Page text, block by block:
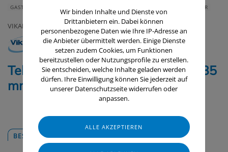
GASTRONOMIE & HOTELLERIE GERÄTE & ZUBEHÖR
VIKAN
Teleskopstiel, 580 - 1390 mm, Ø 35
mm, Klick-System
BESCHREIBUNG DOWNLOADS
Wir binden Inhalte und Dienste von
Drittanbietern ein. Dabei können
personenbezogene Daten wie Ihre IP-Adresse an
die Anbieter übermittelt werden. Einige Dienste
setzen zudem Cookies, um Funktionen
bereitzustellen oder Nutzungsprofile zu erstellen.
Sie entscheiden, welche Inhalte geladen werden
dürfen. Ihre Einwilligung können Sie jederzeit auf
unserer Datenschutzseite widerrufen oder
anpassen.